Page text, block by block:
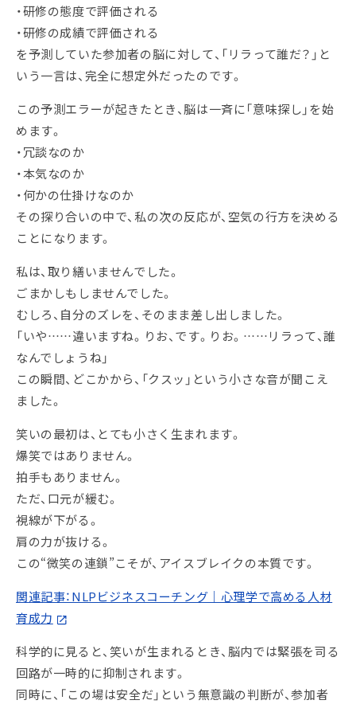
・研修の態度で評価される
・研修の成績で評価される
を予測していた参加者の脳に対して、「リラって誰だ？」と
いう一言は、完全に想定外だったのです。
この予測エラーが起きたとき、脳は一斉に「意味探し」を始
めます。
・冗談なのか
・本気なのか
・何かの仕掛けなのか
その探り合いの中で、私の次の反応が、空気の行方を決める
ことになります。
私は、取り繕いませんでした。
ごまかしもしませんでした。
むしろ、自分のズレを、そのまま差し出しました。
「いや……違いますね。りお、です。りお。……リラって、誰
なんでしょうね」
この瞬間、どこかから、「クスッ」という小さな音が聞こえ
ました。
笑いの最初は、とても小さく生まれます。
爆笑ではありません。
拍手もありません。
ただ、口元が緩む。
視線が下がる。
肩の力が抜ける。
この“微笑の連鎖”こそが、アイスブレイクの本質です。
関連記事：NLPビジネスコーチング｜心理学で高める人材
育成力
科学的に見ると、笑いが生まれるとき、脳内では緊張を司る
回路が一時的に抑制されます。
同時に、「この場は安全だ」という無意識の判断が、参加者